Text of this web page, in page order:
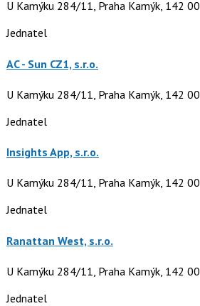
U Kamýku 284/11, Praha Kamýk, 142 00
Jednatel
AC - Sun CZ1, s.r.o.
U Kamýku 284/11, Praha Kamýk, 142 00
Jednatel
Insights App, s.r.o.
U Kamýku 284/11, Praha Kamýk, 142 00
Jednatel
Ranattan West, s.r.o.
U Kamýku 284/11, Praha Kamýk, 142 00
Jednatel